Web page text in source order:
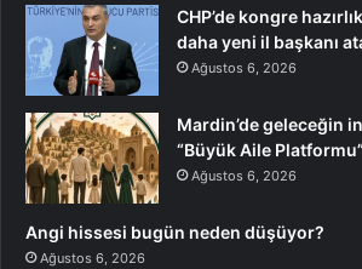
CHP’de kongre
daha yeni il başkanı
Ağustos 6, 2026
Mardin’de geleceğin
“Büyük Aile
Ağustos 6, 2026
Angi hissesi bugün neden düşüyor?
Ağustos 6, 2026